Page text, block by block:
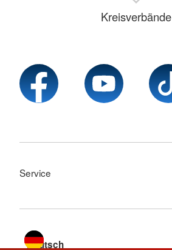
Kreisverbände
Service
Sprache wechseln zu